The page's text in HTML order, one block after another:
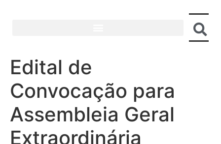
Edital de
Convocação para
Assembleia Geral
Extraordinária